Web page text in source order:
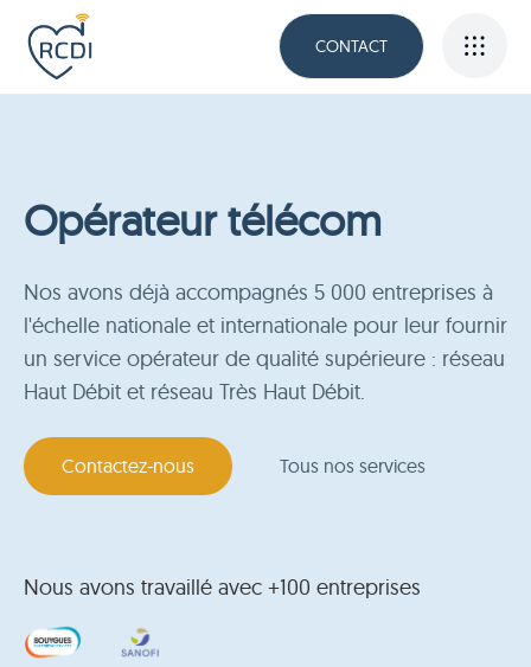
CONTACT
Opérateur télécom
Nos avons déjà accompagnés 5 000 entreprises à
l'échelle nationale et internationale pour leur fournir
un service opérateur de qualité supérieure : réseau
Haut Débit et réseau Très Haut Débit.
Contactez-nous Tous nos services
Nous avons travaillé avec +100 entreprises